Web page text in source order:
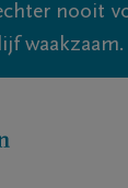
nooit
waakzaam.